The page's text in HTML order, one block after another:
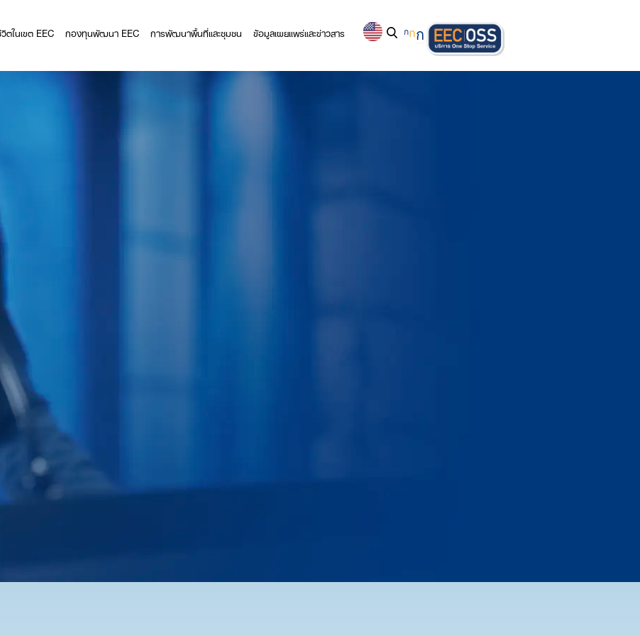
ตในเขต EEC กองทุนพัฒนา EEC การพัฒนาพื้นที่และชุมชน ข้อมูลเผยแพร่และข่าวสาร กกก